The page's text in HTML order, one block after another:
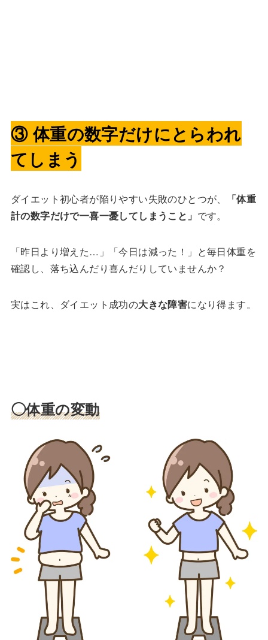
③ 体重の数字だけにとらわれ
てしまう
ダイエット初心者が陥りやすい失敗のひとつが、
「体重
計の数字だけで一喜一憂してしまうこと」 です。
「昨日より増えた…」「今日は減った！」と毎日体重を
確認し、落ち込んだり喜んだりしていませんか？
実はこれ、ダイエット成功の大きな障害になり得ます。
◯体重の変動